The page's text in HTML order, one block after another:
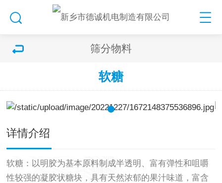
筛分物料
软糖
详情介绍
软糖：以明胶为基本原料制成半透明、富有弹性和咀嚼
性较强的凝胶状糖块，具有天然浓郁的果汁味道，富含